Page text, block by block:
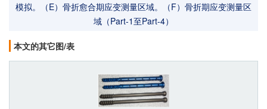
模拟。（E）骨折愈合期应变测量区域。（F）骨折期应变测量区
域（Part-1至Part-4）
本文的其它图/表